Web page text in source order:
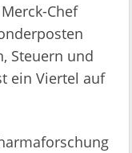
Chef
Steuern und
ein Viertel auf